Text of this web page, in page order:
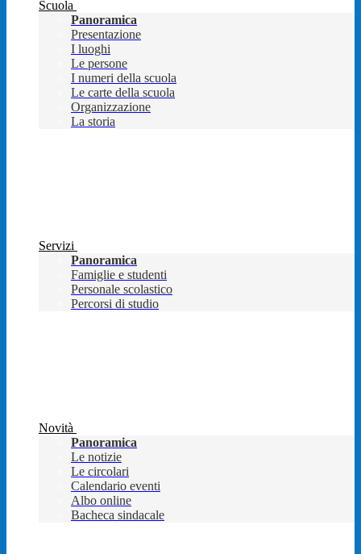
Scuola
Panoramica
Presentazione
I luoghi
Le persone
I numeri della scuola
Le carte della scuola
Organizzazione
La storia
Servizi
Panoramica
Famiglie e studenti
Personale scolastico
Percorsi di studio
Novità
Panoramica
Le notizie
Le circolari
Calendario eventi
Albo online
Bacheca sindacale